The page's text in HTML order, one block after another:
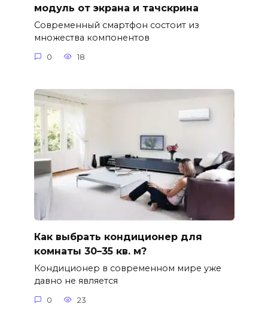
модуль от экрана и тачскрина
Современный смартфон состоит из
множества компонентов
0 18
Как выбрать кондиционер для
комнаты 30–35 кв. м?
Кондиционер в современном мире уже
давно не является
0 23